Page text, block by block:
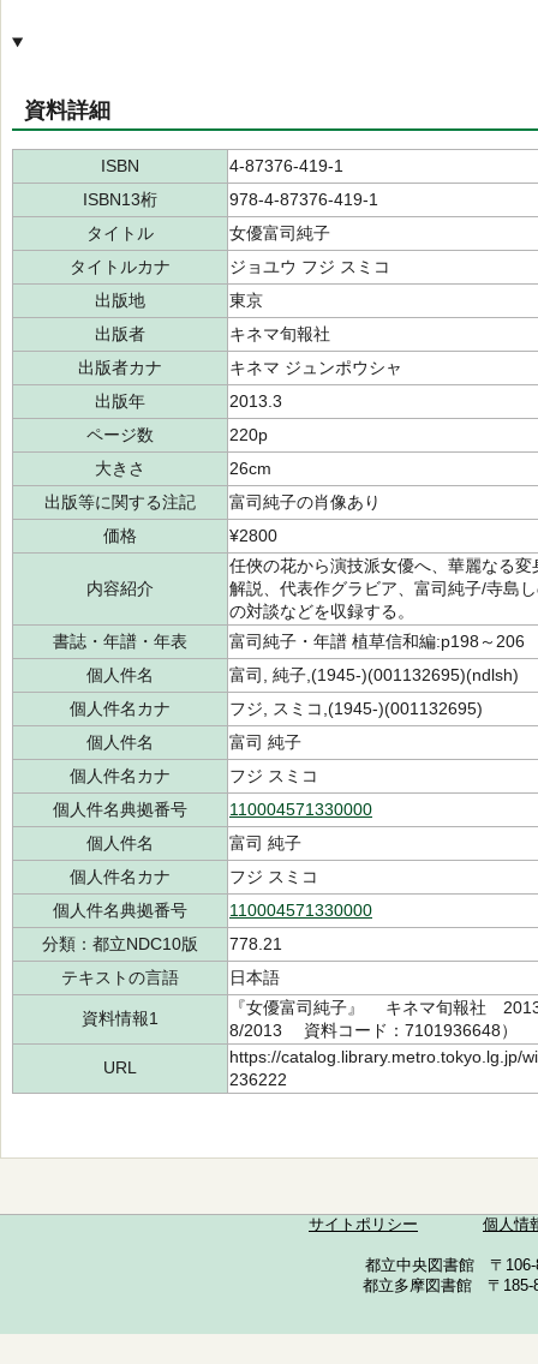
資料詳細
ISBN
4-87376-419-1
ISBN13桁
978-4-87376-419-1
タイトル
女優富司純子
タイトルカナ
ジョユウ フジ スミコ
出版地
東京
出版者
キネマ旬報社
出版者カナ
キネマ ジュンポウシャ
出版年
2013.3
ページ数
220p
大きさ
26cm
出版等に関する注記
富司純子の肖像あり
価格
¥2800
内容紹介
任俠の花から演技派女優へ、華麗なる
解説、代表作グラビア、富司純子/寺島
の対談などを収録する。
書誌・年譜・年表
富司純子・年譜 植草信和編:p198～206
個人件名
富司, 純子,(1945-)(001132695)(ndlsh)
個人件名カナ
フジ, スミコ,(1945-)(001132695)
個人件名
富司 純子
個人件名カナ
フジ スミコ
個人件名典拠番号
110004571330000
個人件名
富司 純子
個人件名カナ
フジ スミコ
個人件名典拠番号
110004571330000
分類：都立NDC10版
778.21
テキストの言語
日本語
資料情報1
『女優富司純子』 キネマ旬報社
8/2013 資料コード：7101936648）
URL
https://catalog.library.metro.tokyo.lg.jp/
236222
サイトポリシー 個人情
都立中央図書館 〒
都立多摩図書館 〒185-